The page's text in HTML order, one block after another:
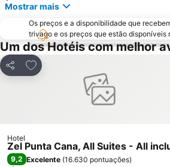
Mostrar mais
Os preços e a disponibilidade que
trivago e os preços que estão disponíveis
Um dos Hotéis com melhor
Partilhar
Adicionar aos favoritos
Hotel
Zel Punta Cana, All Suites - All
9,2 Excelente (16.630 pontuações)